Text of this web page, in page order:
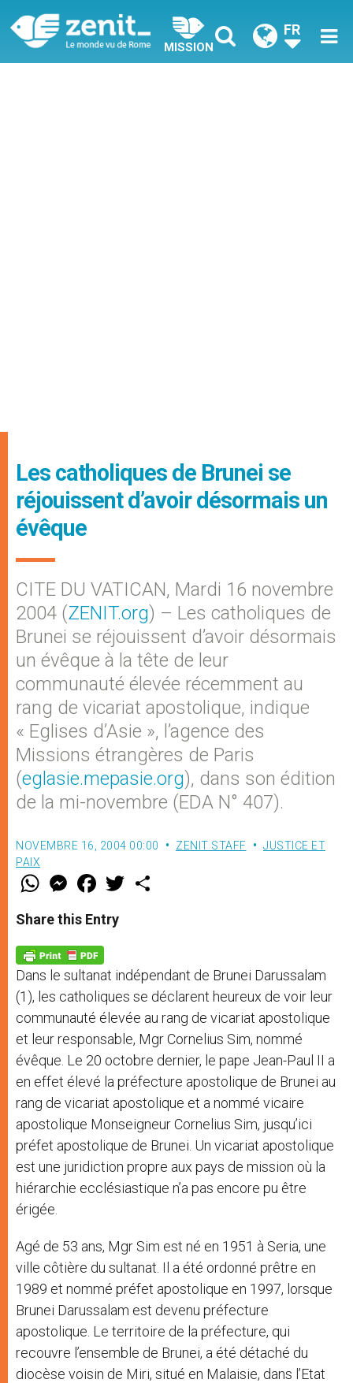
MISSION
FR
Les catholiques de Brunei se
réjouissent d’avoir désormais un
évêque
CITE DU VATICAN, Mardi 16 novembre
2004 (ZENIT.org) – Les catholiques de
Brunei se réjouissent d’avoir désormais
un évêque à la tête de leur
communauté élevée récemment au
rang de vicariat apostolique, indique
« Eglises d’Asie », l’agence des
Missions étrangères de Paris
(eglasie.mepasie.org), dans son édition
de la mi-novembre (EDA N° 407).
NOVEMBRE 16, 2004 00:00 ZENIT STAFF
JUSTICE ET
PAIX
W
t
s
p
p
M
e
s
e
g
e
r
F
a
e
b
o
k
w
Share this Entry
Dans le sultanat indépendant de Brunei Darussalam
(1), les catholiques se déclarent heureux de voir leur
communauté élevée au rang de vicariat apostolique
et leur responsable, Mgr Cornelius Sim, nommé
évêque. Le 20 octobre dernier, le pape Jean-Paul II a
en effet élevé la préfecture apostolique de Brunei au
rang de vicariat apostolique et a nommé vicaire
apostolique Monseigneur Cornelius Sim, jusqu’ici
préfet apostolique de Brunei. Un vicariat apostolique
est une juridiction propre aux pays de mission où la
hiérarchie ecclésiastique n’a pas encore pu être
érigée.
Agé de 53 ans, Mgr Sim est né en 1951 à Seria, une
ville côtière du sultanat. Il a été ordonné prêtre en
1989 et nommé préfet apostolique en 1997, lorsque
Brunei Darussalam est devenu préfecture
apostolique. Le territoire de la préfecture, qui
recouvre l’ensemble de Brunei, a été détaché du
diocèse voisin de Miri, situé en Malaisie, dans l’Etat